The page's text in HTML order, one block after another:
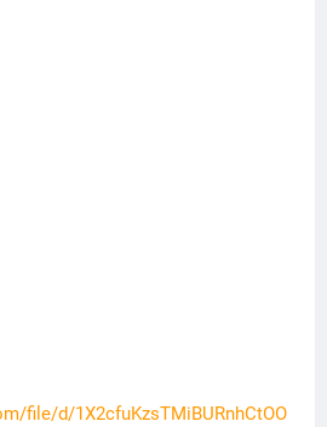
file/d/1X2cfuKzsTMiBURnhCtOO